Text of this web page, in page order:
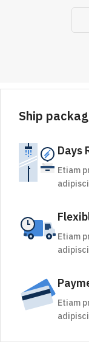
Ship
Etiam
Etiam
Etiam